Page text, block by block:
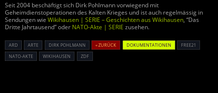
Seit 2004 beschäftigt sich Dirk Pohlmann vorwiegend mit
Geheimdienstoperationen des Kalten Krieges und ist auch regelmässig in
Sendungen wie Wikihausen | SERIE – Geschichten aus Wikihausen, “Das
Dritte Jahrtausend” oder NATO-Akte | SERIE zusehen.
ARD ARTE DIRK POHLMANN « ZURÜCK DOKUMENTATIONEN
FREE21
NATO-AKTE
WIKIHAUSEN ZDF